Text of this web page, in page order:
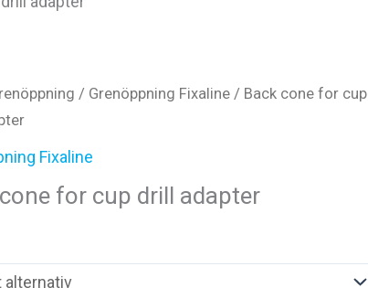
/ Grenöppning Fixaline / Back cone for cup
Fixaline
for cup drill adapter